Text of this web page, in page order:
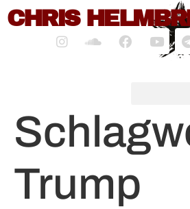
springen
CHRIS
Trump